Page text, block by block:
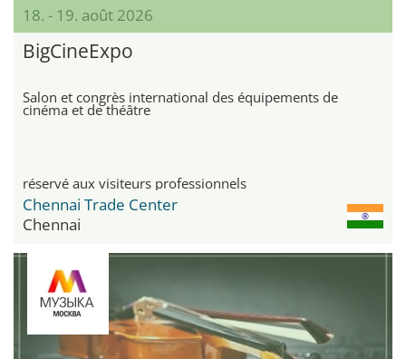
18. - 19. août 2026
BigCineExpo
Salon et congrès international des équipements de
cinéma et de théâtre
réservé aux visiteurs professionnels
Chennai Trade Center
Chennai